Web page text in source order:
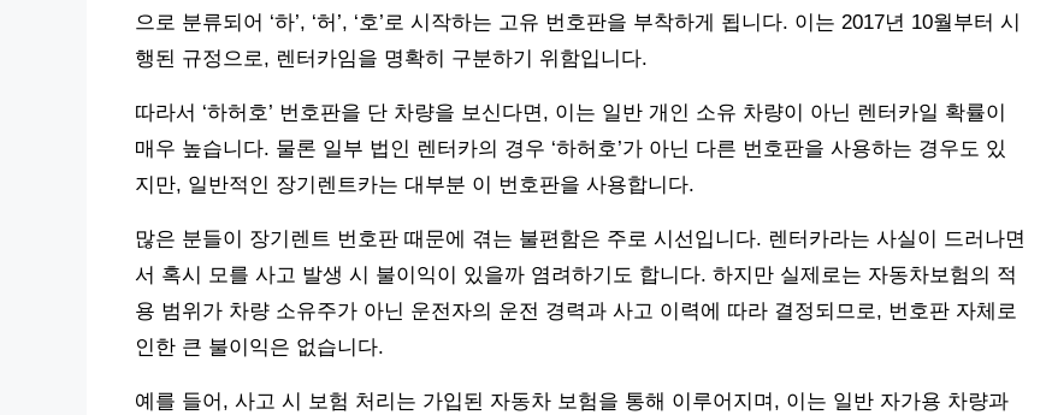
으로 분류되어 ‘하’, ‘허’, ‘호’로 시작하는 고유 번호판을 부착하게 됩니다. 이는 2017년 10월부터 시
행된 규정으로, 렌터카임을 명확히 구분하기 위함입니다.
따라서 ‘하허호’ 번호판을 단 차량을 보신다면, 이는 일반 개인 소유 차량이 아닌 렌터카일 확률이
매우 높습니다. 물론 일부 법인 렌터카의 경우 ‘하허호’가 아닌 다른 번호판을 사용하는 경우도 있
지만, 일반적인 장기렌트카는 대부분 이 번호판을 사용합니다.
많은 분들이 장기렌트 번호판 때문에 겪는 불편함은 주로 시선입니다. 렌터카라는 사실이 드러나면
서 혹시 모를 사고 발생 시 불이익이 있을까 염려하기도 합니다. 하지만 실제로는 자동차보험의 적
용 범위가 차량 소유주가 아닌 운전자의 운전 경력과 사고 이력에 따라 결정되므로, 번호판 자체로
인한 큰 불이익은 없습니다.
예를 들어, 사고 시 보험 처리는 가입된 자동차 보험을 통해 이루어지며, 이는 일반 자가용 차량과